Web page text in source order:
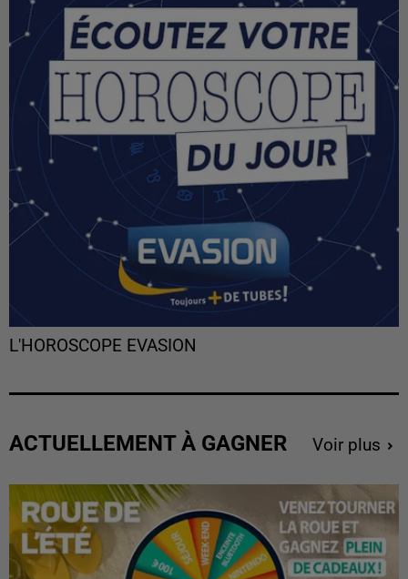
L'HOROSCOPE EVASION
ACTUELLEMENT À GAGNER Voir plus